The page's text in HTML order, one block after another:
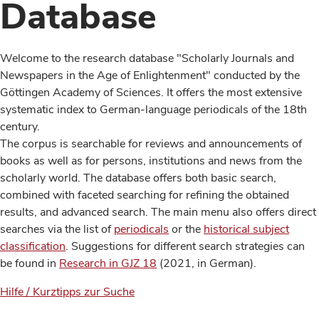
Database
Welcome to the research database "Scholarly Journals and
Newspapers in the Age of Enlightenment" conducted by the
Göttingen Academy of Sciences. It offers the most extensive
systematic index to German-language periodicals of the 18th
century.
The corpus is searchable for reviews and announcements of
books as well as for persons, institutions and news from the
scholarly world. The database offers both basic search,
combined with faceted searching for refining the obtained
results, and advanced search. The main menu also offers direct
searches via the list ofperiodicals or the historical subject
classification. Suggestions for different search strategies can
be found in Research in GJZ 18 (2021, in German).
Hilfe / Kurztipps zur Suche